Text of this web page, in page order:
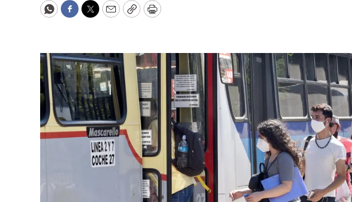
WhatsApp
Facebook
Twitter
EmailCopyPrint